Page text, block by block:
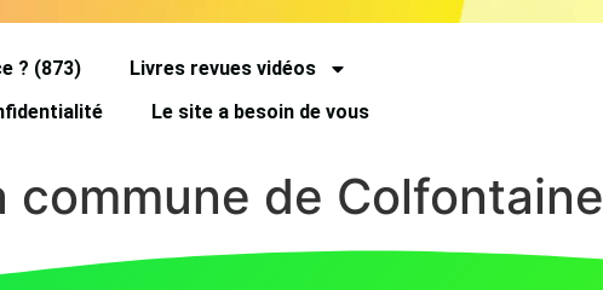
? (873)
Livres revues vidéos
Le site a besoin de vous
de Colfontaine